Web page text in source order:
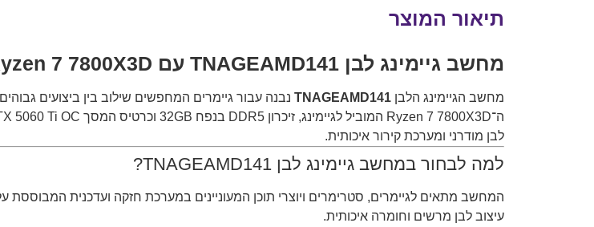
תיאור המוצר
מחשב גיימינג לבן TNAGEAMD141 עם Ryzen 7 7800X3D וכרטיס מסך PNY RTX 5060 Ti 8GB
מחשב הגיימינג הלבן TNAGEAMD141
לבן מודרני ומערכת קירור איכותית.
למה לבחור במחשב גיימינג לבן TNAGEAMD141?
עיצוב לבן מרשים וחומרה איכותית.